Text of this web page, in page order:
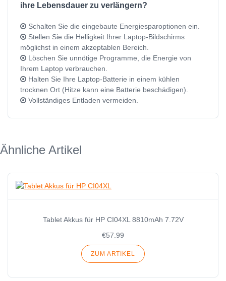
ihre Lebensdauer zu verlängern?
Schalten Sie die eingebaute Energiesparoptionen ein.
Stellen Sie die Helligkeit Ihrer Laptop-Bildschirms
möglichst in einem akzeptablen Bereich.
Löschen Sie unnötige Programme, die Energie von
Ihrem Laptop verbrauchen.
Halten Sie Ihre Laptop-Batterie in einem kühlen
trocknen Ort (Hitze kann eine Batterie beschädigen).
Vollständiges Entladen vermeiden.
Ähnliche Artikel
Tablet Akkus für HP CI04XL 8810mAh 7.72V
€57.99
ZUM ARTIKEL